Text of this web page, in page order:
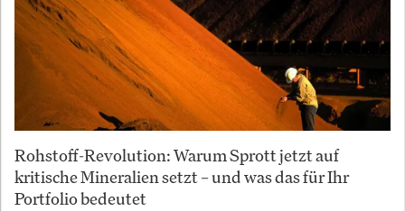
Rohstoff-Revolution: Warum Sprott jetzt auf
kritische Mineralien setzt – und was das für Ihr
Portfolio bedeutet